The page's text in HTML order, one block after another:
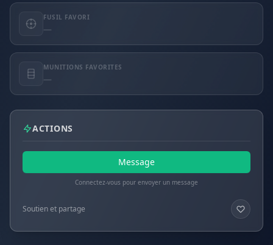
FUSIL FAVORI
—
MUNITIONS FAVORITES
—
ACTIONS
Message
Connectez-vous pour envoyer un message
Soutien et partage